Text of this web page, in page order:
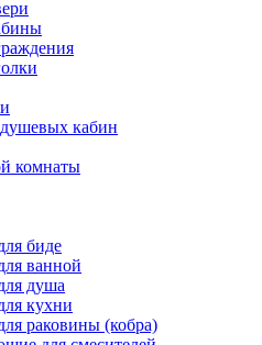
кабин
комнаты
биде
ванной
душа
кухни
раковины (кобра)